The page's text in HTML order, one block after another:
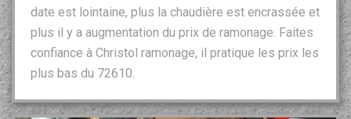
date est lointaine, plus la chaudière est encrassée et
plus il y a augmentation du prix de ramonage. Faites
confiance à Christol ramonage, il pratique les prix les
plus bas du 72610.